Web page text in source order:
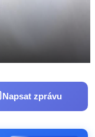
Napsat zprávu